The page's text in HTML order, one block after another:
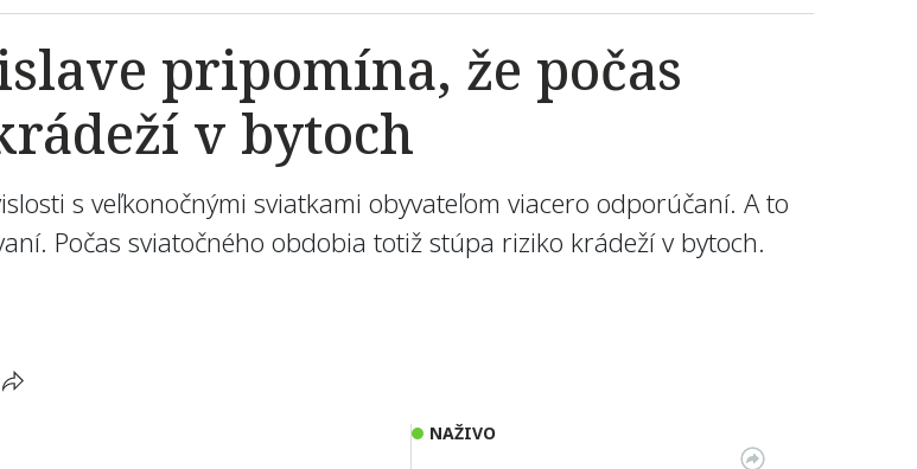
pripomína, že počas
v bytoch
s veľkonočnými sviatkami obyvateľom viacero odporúčaní. A to
Počas sviatočného obdobia totiž stúpa riziko krádeží v bytoch.
NAŽIVO